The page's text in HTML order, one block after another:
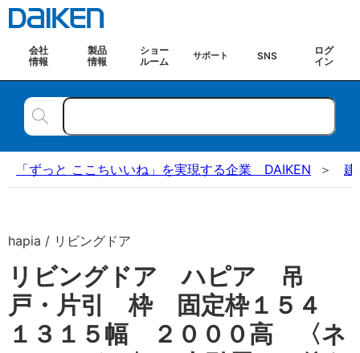
会社
情報
製品
情報
ショー
ルーム
サポート SNS
ログ
イン
「ずっと ここちいいね」を実現する企業 DAIKEN 建
hapia / リビングドア
リビングドア ハピア 吊
戸・片引 枠 固定枠１５４
１３１５幅 ２０００高 〈ネ